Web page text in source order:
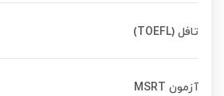
تافل (TOEFL)
آزمون MSRT